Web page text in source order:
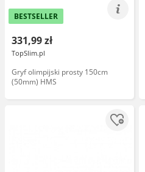
BESTSELLER
331,99 zł
TopSlim.pl
Gryf olimpijski prosty 150cm
(50mm) HMS